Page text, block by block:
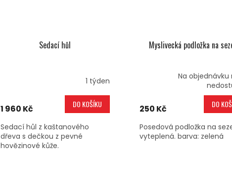
Sedací hůl
1 týden
1 960 Kč DO KOŠÍKU
Sedací hůl z kaštanového
dřeva s dečkou z pevné
hovězinové kůže.
Myslivecká podložka na
Na objednávku
250 Kč DO
Posedová podložka na
vyteplená. barva: zelená